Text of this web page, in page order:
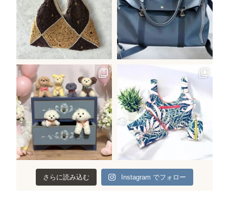
さらに読み込む Instagram でフォロー